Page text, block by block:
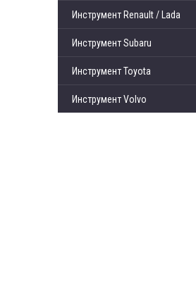
Инструмент Renault / Lada
Инструмент Subaru
Инструмент Toyota
Инструмент Volvo